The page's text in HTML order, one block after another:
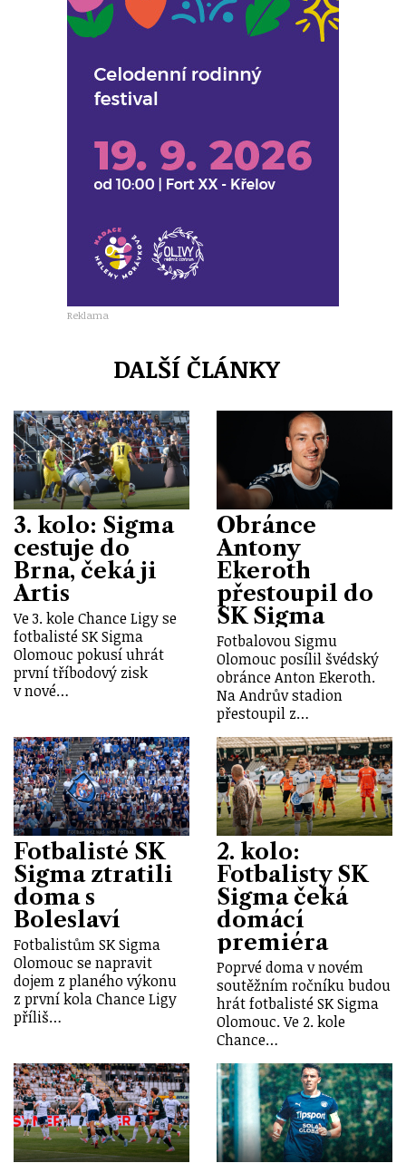
Reklama
DALŠÍ ČLÁNKY
3. kolo: Sigma
cestuje do
Brna, čeká ji
Artis
Ve 3. kole Chance Ligy se
fotbalisté SK Sigma
Olomouc pokusí uhrát
první tříbodový zisk
v nové…
Obránce
Antony
Ekeroth
přestoupil do
SK Sigma
Fotbalovou Sigmu
Olomouc posílil švédský
obránce Anton Ekeroth.
Na Andrův stadion
přestoupil z…
Fotbalisté SK
Sigma ztratili
doma s
Boleslaví
Fotbalistům SK Sigma
Olomouc se napravit
dojem z planého výkonu
z první kola Chance Ligy
příliš…
2. kolo:
Fotbalisty SK
Sigma čeká
domácí
premiéra
Poprvé doma v novém
soutěžním ročníku budou
hrát fotbalisté SK Sigma
Olomouc. Ve 2. kole
Chance…